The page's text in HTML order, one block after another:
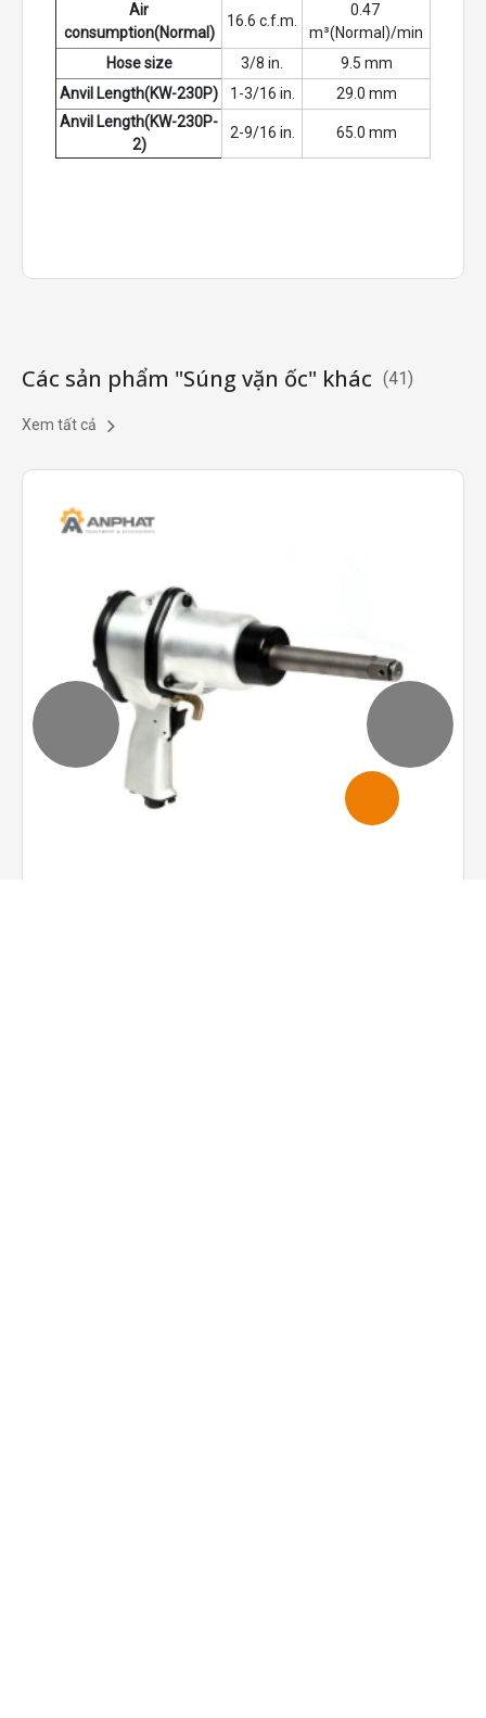
Air
consumption(Normal)
16.6 c.f.m.
0.47
m³(Normal)/min
Hose size
3/8 in.
9.5 mm
Anvil Length(KW-230P)
1-3/16 in.
29.0 mm
Anvil Length(KW-230P-
2)
2-9/16 in. 65.0 mm
Các sản phẩm "Súng vặn ốc" khác (41 )
Xem tất cả